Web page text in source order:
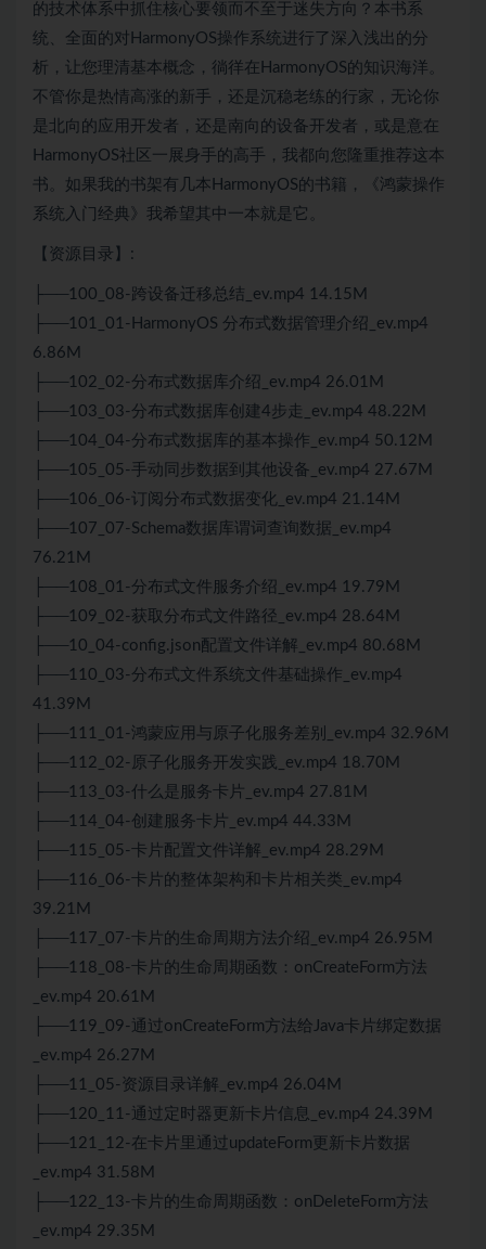
的技术体系中抓住核心要领而不至于迷失方向？本书系
统、全面的对HarmonyOS操作系统进行了深入浅出的分
析，让您理清基本概念，徜徉在HarmonyOS的知识海洋。
不管你是热情高涨的新手，还是沉稳老练的行家，无论你
是北向的应用开发者，还是南向的设备开发者，或是意在
HarmonyOS社区一展身手的高手，我都向您隆重推荐这本
书。如果我的书架有几本HarmonyOS的书籍，《鸿蒙操作
系统入门经典》我希望其中一本就是它。
【资源目录】:
├──100_08-跨设备迁移总结_ev.mp4 14.15M
├──101_01-HarmonyOS 分布式数据管理介绍_ev.mp4
6.86M
├──102_02-分布式数据库介绍_ev.mp4 26.01M
├──103_03-分布式数据库创建4步走_ev.mp4 48.22M
├──104_04-分布式数据库的基本操作_ev.mp4 50.12M
├──105_05-手动同步数据到其他设备_ev.mp4 27.67M
├──106_06-订阅分布式数据变化_ev.mp4 21.14M
├──107_07-Schema数据库谓词查询数据_ev.mp4
76.21M
├──108_01-分布式文件服务介绍_ev.mp4 19.79M
├──109_02-获取分布式文件路径_ev.mp4 28.64M
├──10_04-config. json配置文件详解_ev.mp4 80.68M
├──110_03-分布式文件系统文件基础操作_ev.mp4
41.39M
├──111_01-鸿蒙应用与原子化服务差别_ev.mp4 32.96M
├──112_02-原子化服务开发实践_ev.mp4 18.70M
├──113_03-什么是服务卡片_ev.mp4 27.81M
├──114_04-创建服务卡片_ev.mp4 44.33M
├──115_05-卡片配置文件详解_ev.mp4 28.29M
├──116_06-卡片的整体架构和卡片相关类_ev.mp4
39.21M
├──117_07-卡片的生命周期方法介绍_ev.mp4 26.95M
├──118_08-卡片的生命周期函数：onCreateForm方法
_ev.mp4 20.61M
├──119_09-通过onCreateForm方法给Java卡片绑定数据
_ev.mp4 26.27M
├──11_05-资源目录详解_ev.mp4 26.04M
├──120_11-通过定时器更新卡片信息_ev.mp4 24.39M
├──121_12-在卡片里通过updateForm更新卡片数据
_ev.mp4 31.58M
├──122_13-卡片的生命周期函数：onDeleteForm方法
_ev.mp4 29.35M